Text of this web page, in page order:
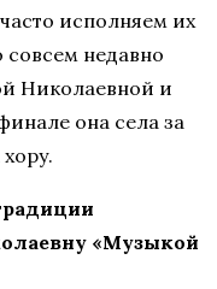
исполняем их
совсем недавно
Николаевной и
она села за
«Музыкой